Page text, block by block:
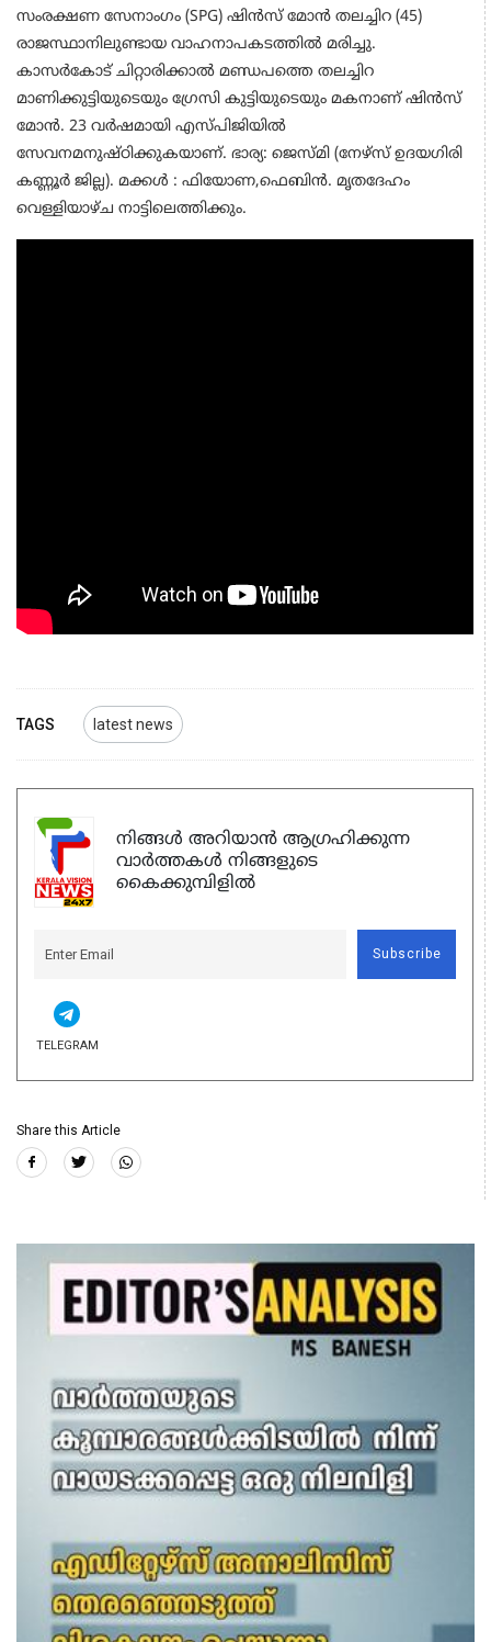
സംരക്ഷണ സേനാംഗം (SPG) ഷിന്‍സ് മോന്‍ തലച്ചിറ (45)
രാജസ്ഥാനിലുണ്ടായ വാഹനാപകടത്തില്‍ മരിച്ചു.
കാസർകോട് ചിറ്റാരിക്കാല്‍ മണ്ഡപത്തെ തലച്ചിറ
മാണിക്കുട്ടിയുടെയും ഗ്രേസി കുട്ടിയുടെയും മകനാണ് ഷിന്‍സ്
മോന്‍. 23 വര്‍ഷമായി എസ്പിജിയില്‍
സേവനമനുഷ്ഠിക്കുകയാണ്. ഭാര്യ: ജെസ്മി (നേഴ്‌സ് ഉദയഗിരി
കണ്ണൂര്‍ ജില്ല). മക്കള്‍ : ഫിയോണ,ഫെബിന്‍. മൃതദേഹം
വെള്ളിയാഴ്ച നാട്ടിലെത്തിക്കും.
TAGS latest news
നിങ്ങൾ അറിയാൻ ആഗ്രഹിക്കുന്ന
വാർത്തകൾ നിങ്ങളുടെ
കൈക്കുമ്പിളിൽ
Subscribe
TELEGRAM
Share this Article